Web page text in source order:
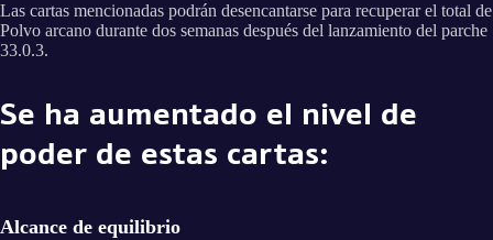
Las cartas mencionadas podrán desencantarse para recuperar el total de
Polvo arcano durante dos semanas después del lanzamiento del parche
33.0.3.
Se ha aumentado el nivel de
poder de estas cartas:
Alcance de equilibrio